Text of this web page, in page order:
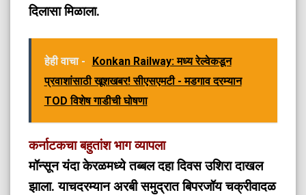
दिलासा मिळाला.
हेही वाचा -
Konkan Railway: मध्य रेल्वेकडून
प्रवाशांसाठी खूशखबर! सीएसएमटी - मडगाव दरम्यान
TOD विशेष गाडीची घोषणा
कर्नाटकचा बहुतांश भाग व्यापला
मॉन्सून यंदा केरळमध्ये तब्बल दहा दिवस उशिरा दाखल
झाला. याचदरम्यान अरबी समुद्रात बिपरजॉय चक्रीवादळ